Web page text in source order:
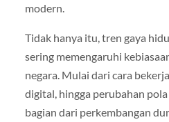
modern.
Tidak hanya itu, tren gaya
sering memengaruhi
negara. Mulai dari cara
digital, hingga perubahan
bagian dari perkembangan